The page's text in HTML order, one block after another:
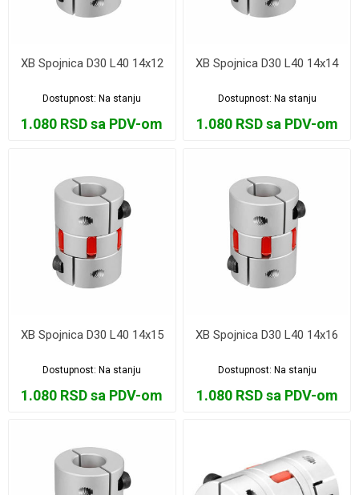
XB Spojnica D30 L40 14x12
Dostupnost: Na stanju
1.080 RSD sa PDV-om
XB Spojnica D30 L40 14x14
Dostupnost: Na stanju
1.080 RSD sa PDV-om
XB Spojnica D30 L40 14x15
Dostupnost:Na stanju
1.080 RSD sa PDV-om
XB Spojnica D30 L40 14x16
Dostupnost: Na stanju
1.080 RSD sa PDV-om